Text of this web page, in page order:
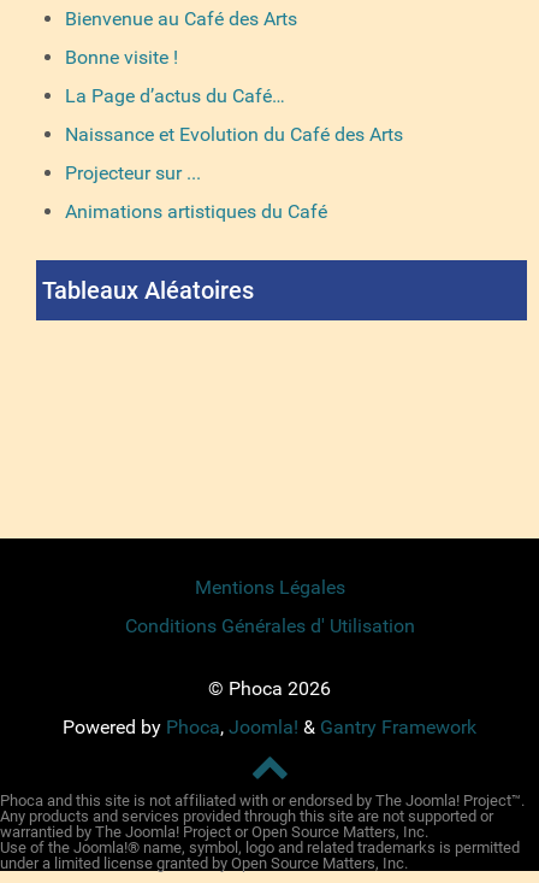
Bienvenue au Café des Arts
Bonne visite !
La Page d’actus du Café…
Naissance et Evolution du Café des Arts
Projecteur sur ...
Animations artistiques du Café
Tableaux Aléatoires
Mentions Légales
Conditions Générales d' Utilisation
© Phoca 2026
Powered by Phoca, Joomla! & Gantry Framework
Phoca and this site is not affiliated with or endorsed by The Joomla! Project™.
Any products and services provided through this site are not supported or
warrantied by The Joomla! Project or Open Source Matters, Inc.
Use of the Joomla!® name, symbol, logo and related trademarks is permitted
under a limited license granted by Open Source Matters, Inc.